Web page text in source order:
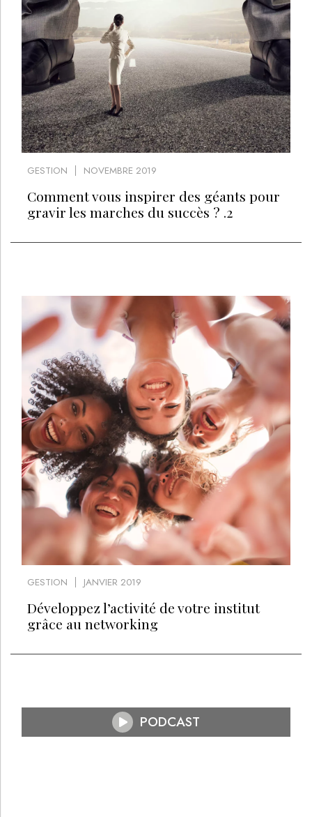
GESTION NOVEMBRE 2019
Comment vous inspirer des géants pour
gravir les marches du succès ? .2
GESTION JANVIER 2019
Développez l’activité de votre institut
grâce au networking
PODCAST